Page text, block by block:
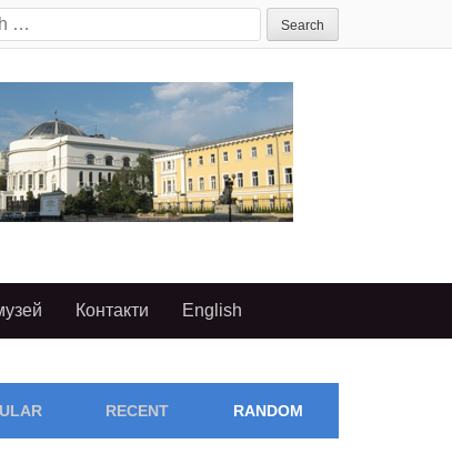
Контакти English
RECENT RANDOM